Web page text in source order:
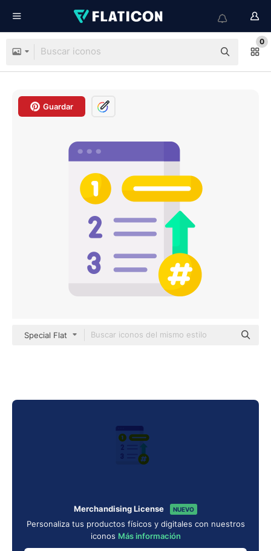
0
Guardar
Special Flat
Merchandising License NUEVO
Personaliza tus productos físicos y digitales con nuestros
iconos Más información